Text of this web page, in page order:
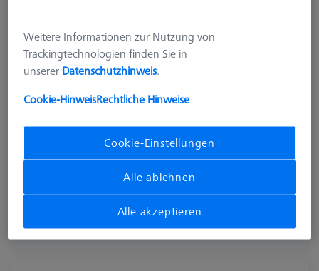
zzgl. USt.
Weitere Informationen zur Nutzung von
Trackingtechnologien finden Sie in
unserer Datenschutzhinweis.
Cookie-HinweisRechtliche Hinweise
Cookie-Einstellungen
Alle ablehnen
Alle akzeptieren